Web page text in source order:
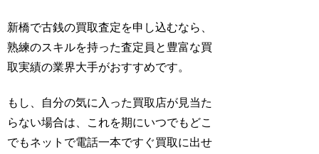
新橋で古銭の買取査定を申し込むなら、
熟練のスキルを持った査定員と豊富な買
取実績の業界大手がおすすめです。
もし、自分の気に入った買取店が見当た
らない場合は、これを期にいつでもどこ
でもネットで電話一本ですぐ買取に出せ